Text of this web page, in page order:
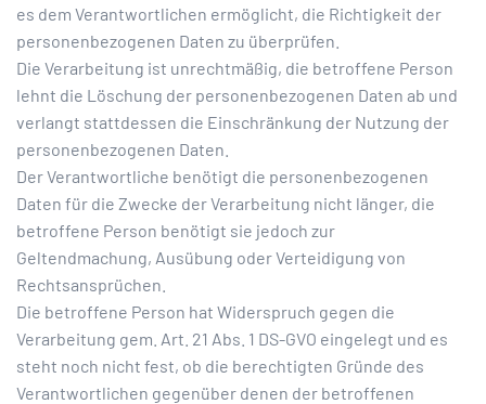
es dem Verantwortlichen ermöglicht, die Richtigkeit der
personenbezogenen Daten zu überprüfen.
Die Verarbeitung ist unrechtmäßig, die betroffene Person
lehnt die Löschung der personenbezogenen Daten ab und
verlangt stattdessen die Einschränkung der Nutzung der
personenbezogenen Daten.
Der Verantwortliche benötigt die personenbezogenen
Daten für die Zwecke der Verarbeitung nicht länger, die
betroffene Person benötigt sie jedoch zur
Geltendmachung, Ausübung oder Verteidigung von
Rechtsansprüchen.
Die betroffene Person hat Widerspruch gegen die
Verarbeitung gem. Art. 21 Abs. 1 DS-GVO eingelegt und es
steht noch nicht fest, ob die berechtigten Gründe des
Verantwortlichen gegenüber denen der betroffenen